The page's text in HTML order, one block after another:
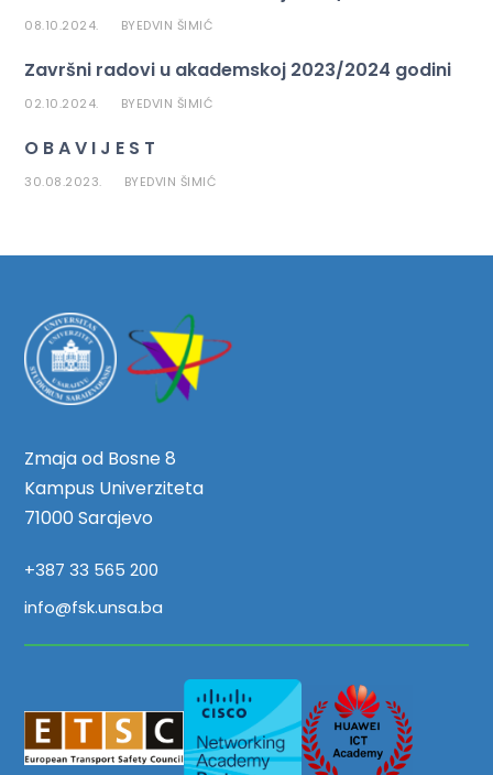
08.10.2024. BYEDVIN ŠIMIĆ
Završni radovi u akademskoj 2023/2024 godini
02.10.2024. BYEDVIN ŠIMIĆ
O B A V I J E S T
30.08.2023. BYEDVIN ŠIMIĆ
Zmaja od Bosne 8
Kampus Univerziteta
71000 Sarajevo
+387 33 565 200
info@fsk.unsa.ba